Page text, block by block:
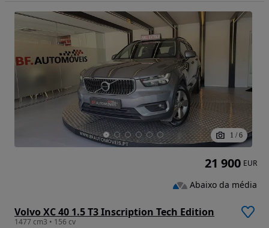
1 / 6
Volvo XC 40 1.5 T3 Inscription Tech Edition
1477 cm3 • 156 cv
21 900 EUR
Abaixo da média